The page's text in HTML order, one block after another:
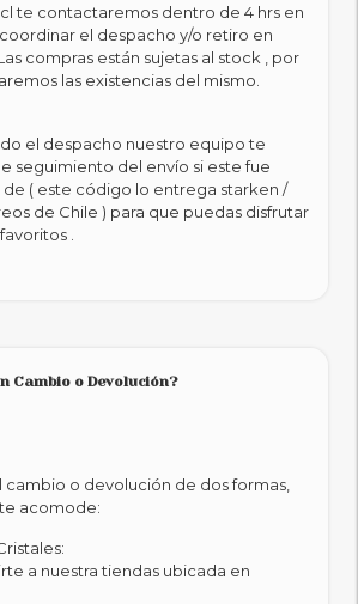
te contactaremos dentro de 4 hrs en
el despacho y/o retiro en
compras están sujetas al stock , por
las existencias del mismo.
el despacho nuestro equipo te
seguimiento del envío si este fue
de ( este código lo entrega starken /
de Chile ) para que puedas disfrutar
.
Cambio o Devolución?
cambio o devolución de dos formas,
acomode:
a nuestra tiendas ubicada en